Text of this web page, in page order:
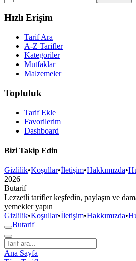
Hızlı Erişim
Tarif Ara
A-Z Tarifler
Kategoriler
Mutfaklar
Malzemeler
Topluluk
Tarif Ekle
Favorilerim
Dashboard
Bizi Takip Edin
Gizlilik•Koşullar•İletişim•Hakkımızda•
2026
Butarif
Lezzetli tarifler keşfedin, paylaşın ve
yemekler yapın
Gizlilik•Koşullar•İletişim•Hakkımızda•
Butarif
Ana Sayfa